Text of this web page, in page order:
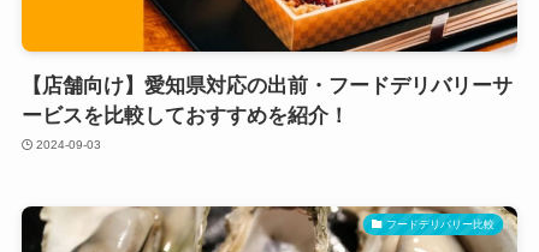
【店舗向け】愛知県対応の出前・フードデリバリーサ
ービスを比較しておすすめを紹介！
2024-09-03
フードデリバリー比較